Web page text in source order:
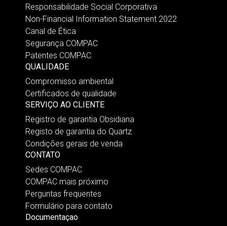
Responsabilidade Social Corporativa
Non-Financial Information Statement 2022
Canal de Ética
Segurança COMPAC
Patentes COMPAC
QUALIDADE
Compromisso ambiental
Certificados de qualidade
SERVIÇO AO CLIENTE
Registro de garantia Obsidiana
Registo de garantia do Quartz
Condições gerais de venda
CONTATO
Sedes COMPAC
COMPAC mais próximo
Perguntas frequentes
Formulário para contato
Documentaçao